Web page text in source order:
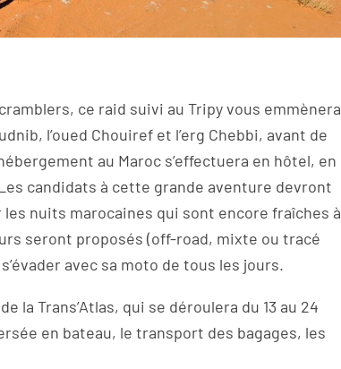
ce raid suivi au Tripy vous emmènera
l’oued Chouiref et l’erg Chebbi, avant de
au Maroc s’effectuera en hôtel, en
candidats à cette grande aventure devront
nuits marocaines qui sont encore fraîches à
seront proposés (off-road, mixte ou tracé
avec sa moto de tous les jours.
la Trans’Atlas, qui se déroulera du 13 au 24
en bateau, le transport des bagages, les